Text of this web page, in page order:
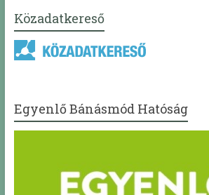
Közadatkereső
Egyenlő Bánásmód Hatóság